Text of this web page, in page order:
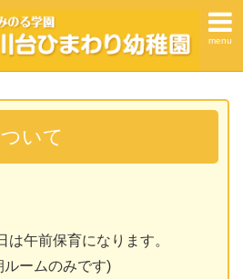
menu
いて
は午前保育になります。
ルームのみです)